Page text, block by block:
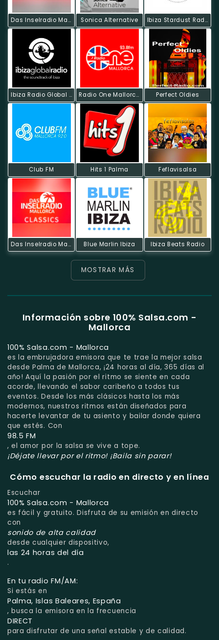
Das Inselradio Mallorca Sonica Alternative Ibiza Stardust Radio
Ibiza Radio Global Classics Radio One Mallorca Perfect Oldies
Club FM Hits 1 Palma Feflavisalsa
Das Inselradio Mallorca - Classics Blue Marlin Ibiza Ibiza Beats Radio
MOSTRAR MÁS
Información sobre 100% Salsa.com -
Mallorca
100% Salsa.com - Mallorca
es la embrujadora emisora que te trae la mejor salsa
desde Palma de Mallorca, ¡24 horas al día, 365 días al
año! Aquí la pasión por el ritmo se siente en cada
acorde, llevando el sabor caribeño a todos tus
eventos. Desde los más clásicos hasta los más
modernos, nuestros ritmos están diseñados para
hacerte levantar de tu asiento y bailar donde quiera
que estés. Con
98.5 FM
, el amor por la salsa se vive a tope.
¡Déjate llevar por el ritmo! ¡Baila sin parar!
Cómo escuchar la radio en directo y en línea
Escuchar
100% Salsa.com - Mallorca
es fácil y gratuito. Disfruta de su emisión en directo
con
sonido de alta calidad
desde cualquier dispositivo,
las 24 horas del día
.
En tu radio FM/AM:
Si estás en
Palma, Islas Baleares, España
, busca la emisora en la frecuencia
DIRECT
para disfrutar de una señal estable y de calidad.